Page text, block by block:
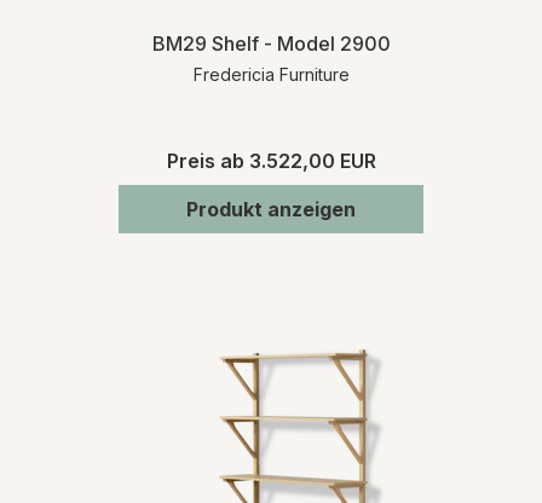
BM29 Shelf - Model 2900
Fredericia Furniture
Preis ab 3.522,00 EUR
Produkt anzeigen